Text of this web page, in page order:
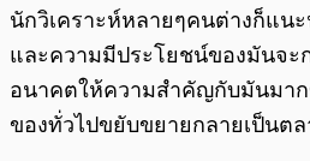
นักวิเคราะห์หลายๆคนต่างก็แน
และความมีประโยชน์ของมันจะ
อนาคตให้ความสำคัญกับมันมา
ของทั่วไปขยับขยายกลายเป็นต